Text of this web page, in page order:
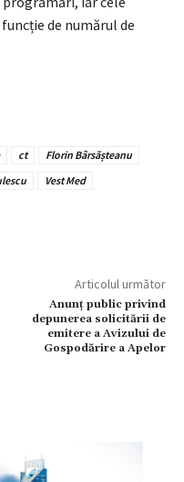
de numărul de
ct
Florin Bârsășteanu
Vest Med
Articolul următor
Anunț public privind
depunerea solicitării de
emitere a Avizului de
Gospodărire a Apelor